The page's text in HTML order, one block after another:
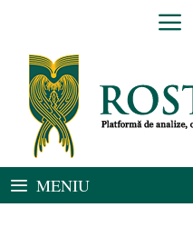
conținut
MENIU